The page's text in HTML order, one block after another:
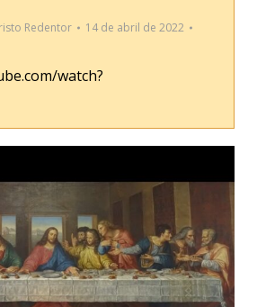
Redentor
14 de abril de 2022
watch?